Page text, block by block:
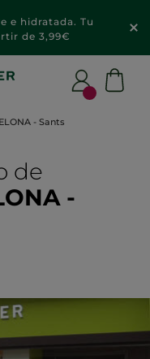
e hidratada. Tu
de 3,99€
- Sants
de
-